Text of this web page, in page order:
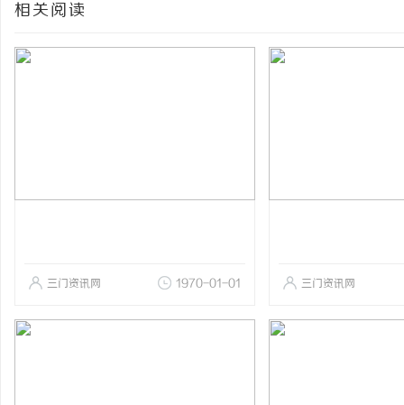
相关阅读
三门资讯网 1970-01-01 三门资讯网